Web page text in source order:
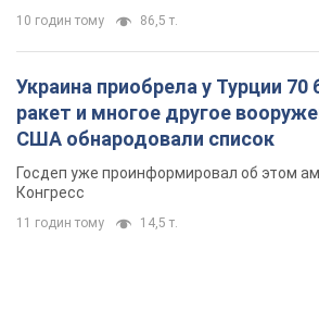
10 годин тому 86,5 т.
Украина приобрела у Турции 70
ракет и многое другое
США обнародовали список
Госдеп уже проинформировал об этом
Конгресс
11 годин тому 14,5 т.